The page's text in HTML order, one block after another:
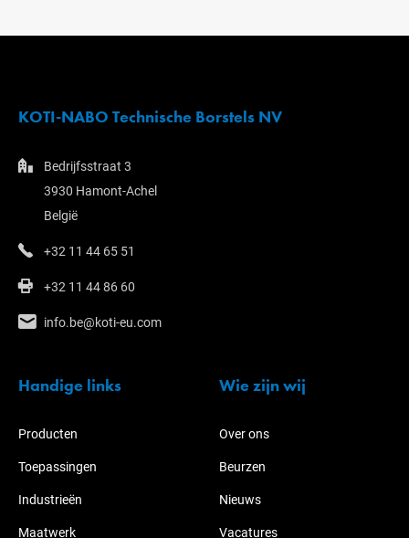
KOTI-NABO Technische Borstels NV
Bedrijfsstraat 3
3930 Hamont-Achel
België
+32 11 44 65 51
+32 11 44 86 60
info.be@koti-eu.com
Handige links
Producten
Toepassingen
Industrieën
Maatwerk
Wie zijn wij
Over ons
Beurzen
Nieuws
Vacatures